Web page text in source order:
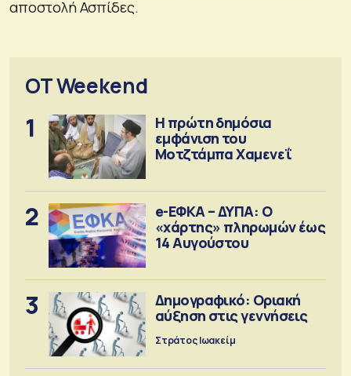
αποστολή Ασπίδες.
OT Weekend
1
Η πρώτη δημόσια
εμφάνιση του
Μοτζτάμπα Χαμενεΐ
2
e-ΕΦΚΑ – ΔΥΠΑ: Ο
«χάρτης» πληρωμών έως
14 Αυγούστου
3
Δημογραφικό: Οριακή
αύξηση στις γεννήσεις
Στράτος Ιωακείμ